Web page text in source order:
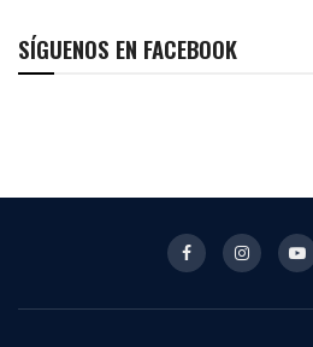
SÍGUENOS EN FACEBOOK